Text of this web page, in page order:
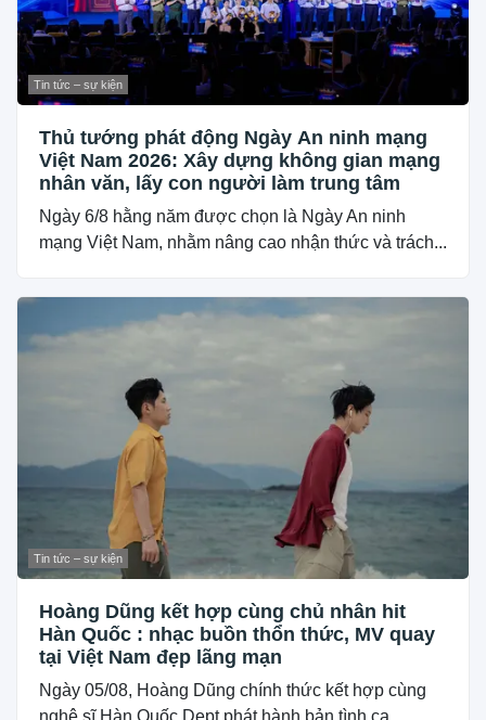
Tin tức – sự kiện
Thủ tướng phát động Ngày An ninh mạng
Việt Nam 2026: Xây dựng không gian mạng
nhân văn, lấy con người làm trung tâm
Ngày 6/8 hằng năm được chọn là Ngày An ninh
mạng Việt Nam, nhằm nâng cao nhận thức và trách...
Tin tức – sự kiện
Hoàng Dũng kết hợp cùng chủ nhân hit
Hàn Quốc : nhạc buồn thổn thức, MV quay
tại Việt Nam đẹp lãng mạn
Ngày 05/08, Hoàng Dũng chính thức kết hợp cùng
nghệ sĩ Hàn Quốc Dept phát hành bản tình ca